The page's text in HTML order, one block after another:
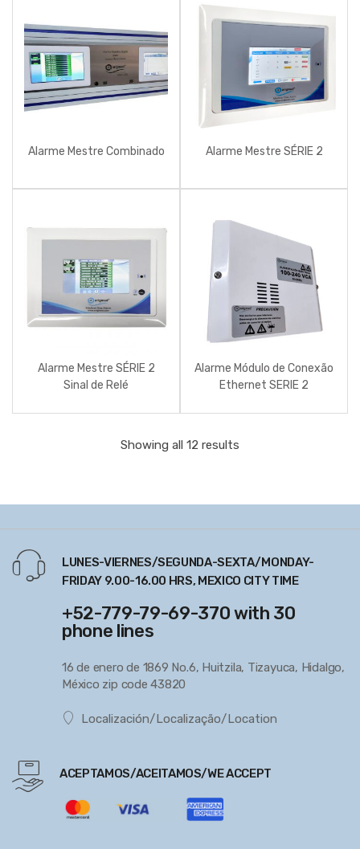
Alarme Mestre Combinado Alarme Mestre SÉRIE 2
Alarme Mestre SÉRIE 2
Sinal de Relé
Alarme Módulo de Conexão
Ethernet SERIE 2
Showing all 12 results
LUNES-VIERNES/SEGUNDA-SEXTA/MONDAY-
FRIDAY 9.00-16.00 HRS, MEXICO CITY TIME
+52-779-79-69-370 with 30
phone lines
16 de enero de 1869 No.6, Huitzila, Tizayuca, Hidalgo,
México zip code 43820
Localización/Localização/Location
ACEPTAMOS/ACEITAMOS/WE ACCEPT